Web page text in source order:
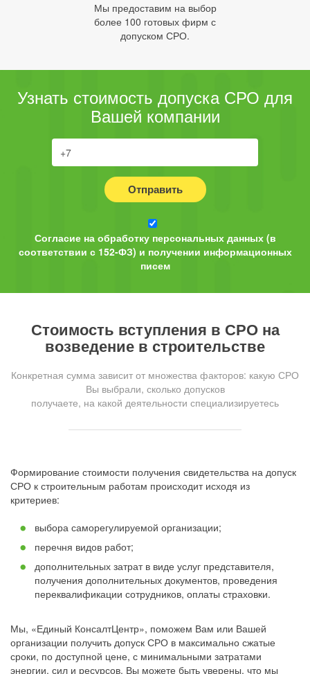
Мы предоставим на выбор
более 100 готовых фирм с
допуском СРО.
Узнать стоимость допуска СРО для
Вашей компании
Отправить
Согласие на обработку персональных данных (в
соответствии с 152-ФЗ) и получении информационных
писем
Стоимость вступления в СРО на
возведение в строительстве
Конкретная сумма зависит от множества факторов: какую СРО
Вы выбрали, сколько допусков
получаете, на какой деятельности специализируетесь
Формирование стоимости получения свидетельства на допуск
СРО к строительным работам происходит исходя из
критериев:
выбора саморегулируемой организации;
перечня видов работ;
дополнительных затрат в виде услуг представителя,
получения дополнительных документов, проведения
переквалификации сотрудников, оплаты страховки.
Мы, «Единый КонсалтЦентр», поможем Вам или Вашей
организации получить допуск СРО в максимально сжатые
сроки, по доступной цене, с минимальными затратами
энергии, сил и ресурсов. Вы можете быть уверены, что мы